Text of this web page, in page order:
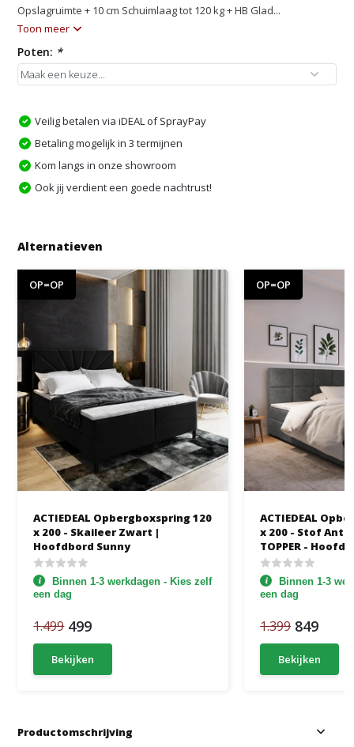
Opslagruimte + 10 cm Schuimlaag tot 120 kg + HB Glad...
Toon meer
Poten: *
Veilig betalen via iDEAL of SprayPay
Betaling mogelijk in 3 termijnen
Kom langs in onze showroom
Ook jij verdient een goede nachtrust!
Alternatieven
OP=OP
ACTIEDEAL Opbergboxspring 120
x 200 - Skaileer Zwart |
Hoofdbord Sunny
Binnen 1-3 werkdagen - Kies zelf
een dag
1.499 499
Bekijken
OP=OP
ACTIEDEAL
x 200 - Stof
TOPPER -
Levi - Incl.
Binnen 1-3
een dag
1.399 849
Bekijken
Productomschrijving